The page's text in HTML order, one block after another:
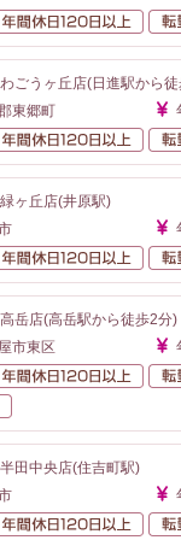
給与
年
ごうヶ丘店(日進駅から
東郷町
給与
年
ヶ丘店(井原駅)
給与
年
岳店(高岳駅から徒歩2分)
市東区
給与
年
田中央店(住吉町駅)
給与
年